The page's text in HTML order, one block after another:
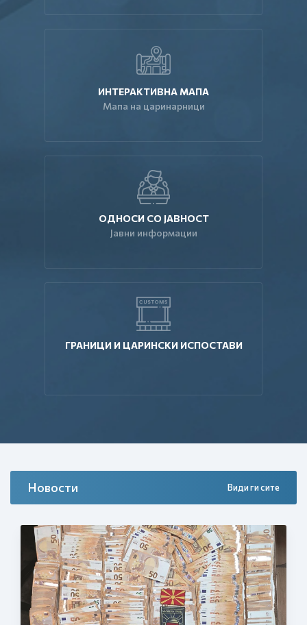
ИНТЕРАКТИВНА МАПА
Мапа на царинарници
ОДНОСИ СО ЈАВНОСТ
Јавни информации
ГРАНИЦИ И ЦАРИНСКИ ИСПОСТАВИ
Новости Види ги сите